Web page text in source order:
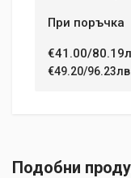
При поръчка
€41.00/
€49.20/
Подобни